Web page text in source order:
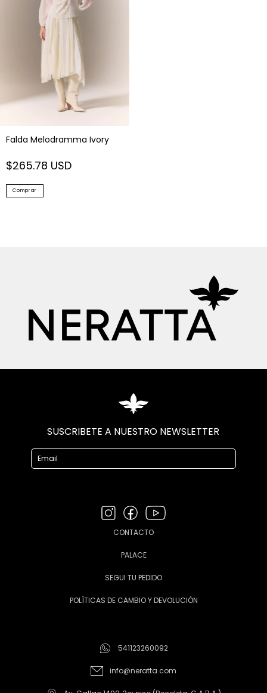
Falda Melodramma Ivory
$265.78 USD
Comprar
SUSCRIBETE A NUESTRO NEWSLETTER
CONTACTO
PALACE
SEGUI TU PEDIDO
POLÍTICAS DE CAMBIO Y DEVOLUCIÓN
541123260092
info@neratta.com